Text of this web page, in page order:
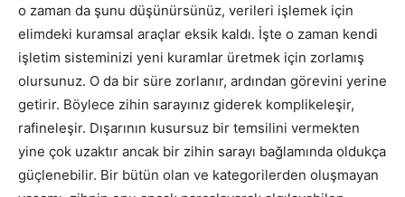
o zaman da şunu düşünürsünüz, verileri işlemek için
elimdeki kuramsal araçlar eksik kaldı. İşte o zaman kendi
işletim sisteminizi yeni kuramlar üretmek için zorlamış
olursunuz. O da bir süre zorlanır, ardından görevini yerine
getirir. Böylece zihin sarayınız giderek komplikeleşir,
rafineleşir. Dışarının kusursuz bir temsilini vermekten
yine çok uzaktır ancak bir zihin sarayı bağlamında oldukça
güçlenebilir. Bir bütün olan ve kategorilerden oluşmayan